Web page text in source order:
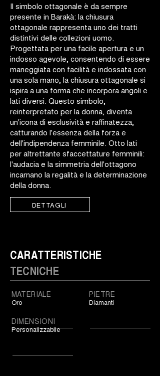
Il simbolo ottagonale è da sempre
presente in Barakà: la chiusura
ottagonale rappresenta uno dei tratti
distintivi delle collezioni uomo.
Progettata per una facile apertura e un
indosso agevole, consentendo di essere
maneggiata con facilità e indossata con
una sola mano, la chiusura ottagonale si
ispira a una forma che incorpora angoli e
lati diversi. Questo simbolo,
reinterpretato per la donna, diventa
un'icona di esclusività e raffinatezza,
catturando l'essenza della forza e
dell'indipendenza femminile. Otto lati
per altrettante sfaccettature femminili:
l'audacia e la simmetria dell'ottagono
incarnano la regalità e la determinazione
della donna.
DETTAGLI
CARATTERISTICHE
TECNICHE
MATERIALE
Oro
DIMENSIONI
Personalizzabile
PIETRE
Diamanti